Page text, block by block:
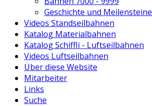
Geschichte und Meilensteine
Videos Standseilbahnen
Katalog Materialbahnen
Katalog Schiffli - Luftseilbahnen
Videos Luftseilbahnen
Über diese Website
Mitarbeiter
Links
Suche